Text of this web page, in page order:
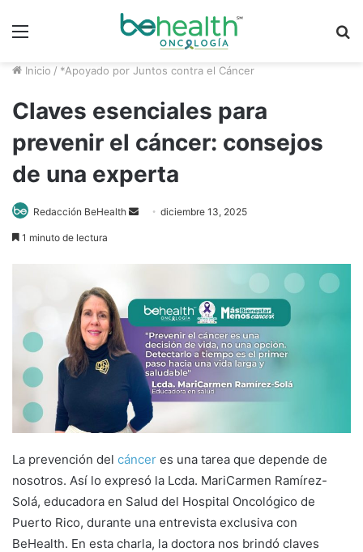
Inicio / *Apoyado por Juntos contra el Cáncer
Claves esenciales para
prevenir el cáncer: consejos
de una experta
Redacción BeHealth
n
e
m
a
diciembre 13, 2025
1 minuto de lectura
La prevención del cáncer es una tarea que depende de
nosotros. Así lo expresó la Lcda. MariCarmen Ramírez-
Solá, educadora en Salud del Hospital Oncológico de
Puerto Rico, durante una entrevista exclusiva con
BeHealth. En esta charla, la doctora nos brindó claves